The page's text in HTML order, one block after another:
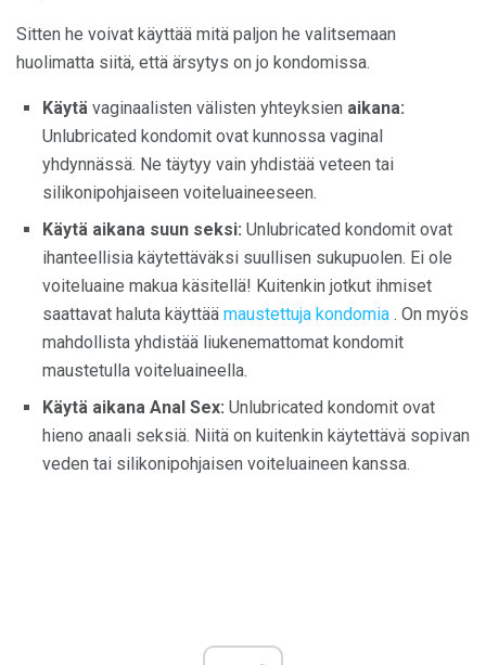
Sitten he voivat käyttää mitä paljon he valitsemaan
huolimatta siitä, että ärsytys on jo kondomissa.
Käytä vaginaalisten välisten yhteyksien aikana:
Unlubricated kondomit ovat kunnossa vaginal
yhdynnässä. Ne täytyy vain yhdistää veteen tai
silikonipohjaiseen voiteluaineeseen.
Käytä aikana suun seksi: Unlubricated kondomit ovat
ihanteellisia käytettäväksi suullisen sukupuolen. Ei ole
voiteluaine makua käsitellä! Kuitenkin jotkut ihmiset
saattavat haluta käyttää maustettuja kondomia . On myös
mahdollista yhdistää liukenemattomat kondomit
maustetulla voiteluaineella.
Käytä aikana Anal Sex: Unlubricated kondomit ovat
hieno anaali seksiä. Niitä on kuitenkin käytettävä sopivan
veden tai silikonipohjaisen voiteluaineen kanssa.